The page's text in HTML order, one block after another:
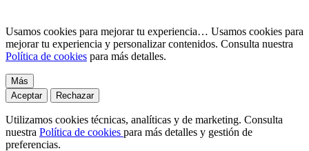
Usamos cookies para mejorar tu experiencia… Usamos cookies para
mejorar tu experiencia y personalizar contenidos. Consulta nuestra
Política de cookies para más detalles.
Más
Aceptar
Rechazar
Utilizamos cookies técnicas, analíticas y de marketing. Consulta
nuestra Política de cookies para más detalles y gestión de
preferencias.